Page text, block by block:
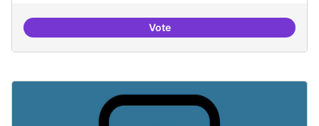
VoteTemes: Intel·ligència artificial